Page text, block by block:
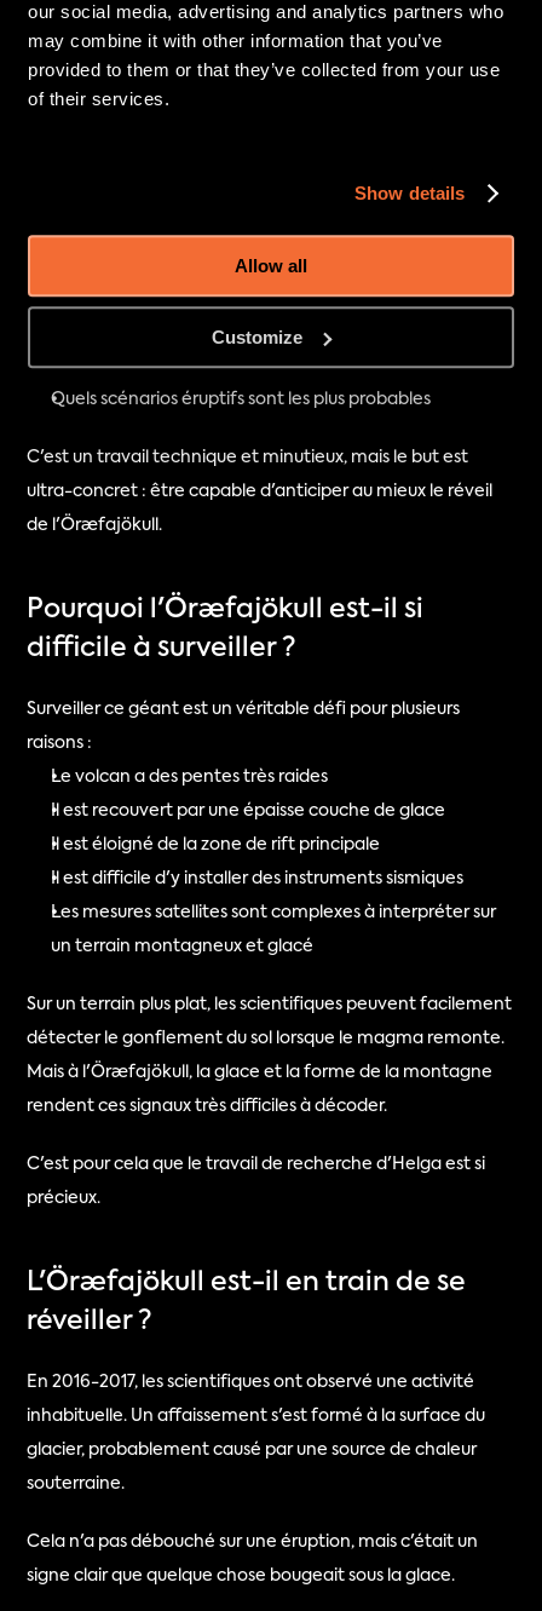
our social media, advertising and analytics partners who
may combine it with other information that you’ve
provided to them or that they’ve collected from your use
of their services.
Show details
Allow all
Customize
volcaniques en contrôlant la pression, la température ainsi
que les teneurs en eau et en dioxyde de carbone.
Pour faire simple, elle prépare en éprouvette des
À quelle profondeur le magma est stocké
Quels types d'éruptions peuvent se produire
Comment les différents gaz influencent le
comportement du magma
Quels scénarios éruptifs sont les plus probables
C'est un travail technique et minutieux, mais le but est
ultra-concret : être capable d'anticiper au mieux le réveil
de l'Öræfajökull.
Pourquoi l'Öræfajökull est-il si
difficile à surveiller ?
Surveiller ce géant est un véritable défi pour plusieurs
raisons :
Le volcan a des pentes très raides
Il est recouvert par une épaisse couche de glace
Il est éloigné de la zone de rift principale
Il est difficile d'y installer des instruments sismiques
Les mesures satellites sont complexes à interpréter sur
un terrain montagneux et glacé
Sur un terrain plus plat, les scientifiques peuvent facilement
détecter le gonflement du sol lorsque le magma remonte.
Mais à l'Öræfajökull, la glace et la forme de la montagne
rendent ces signaux très difficiles à décoder.
C'est pour cela que le travail de recherche d'Helga est si
précieux.
L'Öræfajökull est-il en train de se
réveiller ?
En 2016-2017, les scientifiques ont observé une activité
inhabituelle. Un affaissement s'est formé à la surface du
glacier, probablement causé par une source de chaleur
souterraine.
Cela n'a pas débouché sur une éruption, mais c'était un
signe clair que quelque chose bougeait sous la glace.